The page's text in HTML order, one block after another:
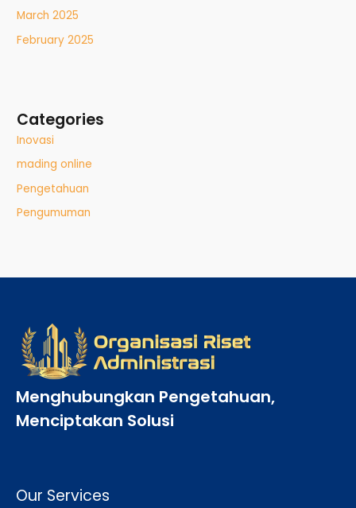
March 2025
February 2025
Categories
Inovasi
mading online
Pengetahuan
Pengumuman
Menghubungkan Pengetahuan,
Menciptakan Solusi
Our Services